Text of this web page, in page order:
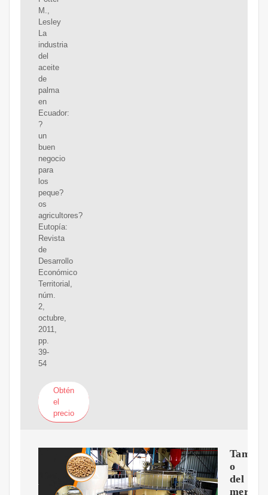
M.,
Lesley
La
industria
del
aceite
de
palma
en
Ecuador:
?
un
buen
negocio
para
los
peque?
os
agricultores?
Eutopía:
Revista
de
Desarrollo
Económico
Territorial,
núm.
2,
octubre,
2011,
pp.
39-
54
Obtén
el
precio
Tama?
o
del